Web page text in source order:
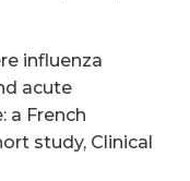
influenza
acute
a French
study, Clinical